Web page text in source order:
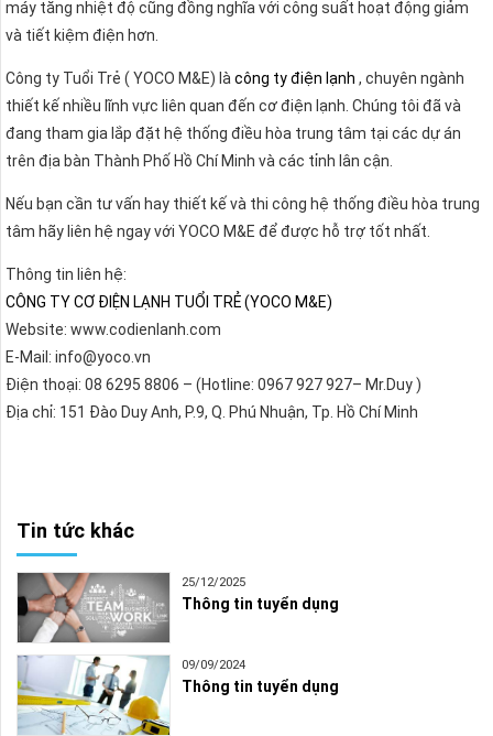
máy tăng nhiệt độ cũng đồng nghĩa với công suất hoạt động giảm
và tiết kiệm điện hơn.
Công ty Tuổi Trẻ ( YOCO M&E) là công ty điện lạnh , chuyên ngành
thiết kế nhiều lĩnh vực liên quan đến cơ điện lạnh. Chúng tôi đã và
đang tham gia lắp đặt hệ thống điều hòa trung tâm tại các dự án
trên địa bàn Thành Phố Hồ Chí Minh và các tỉnh lân cận.
Nếu bạn cần tư vấn hay thiết kế và thi công hệ thống điều hòa trung
tâm hãy liên hệ ngay với YOCO M&E để được hỗ trợ tốt nhất.
Thông tin liên hệ:
CÔNG TY CƠ ĐIỆN LẠNH TUỔI TRẺ (YOCO M&E)
Website: www.codienlanh.com
E-Mail: info@yoco.vn
Điện thoại: 08 6295 8806 – (Hotline: 0967 927 927– Mr.Duy )
Địa chỉ: 151 Đào Duy Anh, P.9, Q. Phú Nhuận, Tp. Hồ Chí Minh
Tin tức khác
25/12/2025
Thông tin tuyển dụng
09/09/2024
Thông tin tuyển dụng